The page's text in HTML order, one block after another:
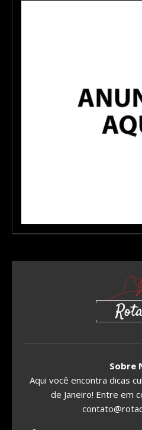
Sobre
Aqui você encontra dicas
de Janeiro! Entre em